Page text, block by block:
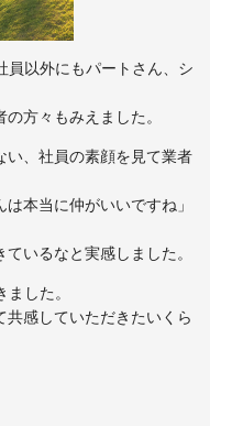
員以外にもパートさん、シ
方々もみえました。
い、社員の素顔を見て業者
本当に仲がいいですね」
いるなと実感しました。
した。
感していただきたいくら